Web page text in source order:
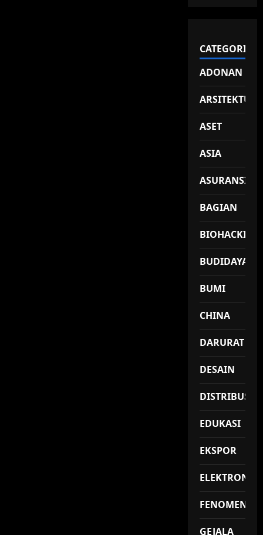
CATEGORIES
ADONAN
ARSITEKTUR
ASET
ASIA
ASURANSI
BAGIAN
BIOHACKING
BUDIDAYA
BUMI
CHINA
DARURAT
DESAIN
DISTRIBUSI
EDUKASI
EKSPOR
ELEKTRONIK
FENOMENA
GEJALA